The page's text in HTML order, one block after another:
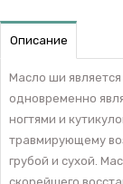
Описание
Масло ши
одновременно
ногтями и
травмирующему
грубой и сухой.